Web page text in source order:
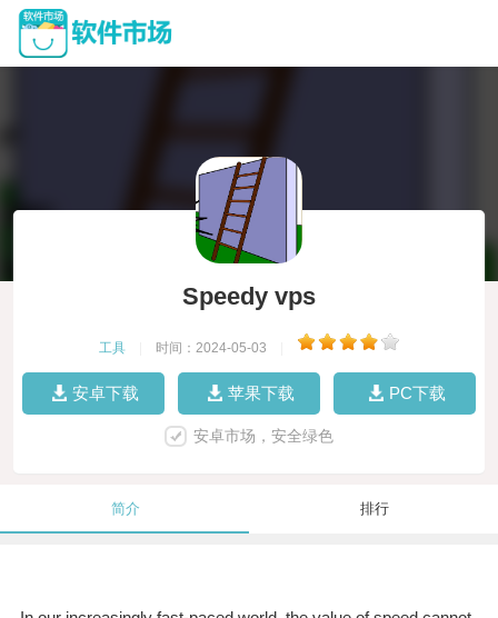
Speedy vps
工具 时间：2024-05-03
安卓下载 苹果下载 PC下载
安卓市场，安全绿色
简介 排行